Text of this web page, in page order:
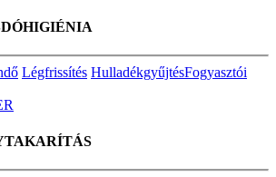
Légfrissítés HulladékgyűjtésFogyasztói